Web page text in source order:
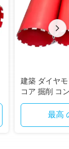
建築 ダイヤ
コア 掘削 コ
最高